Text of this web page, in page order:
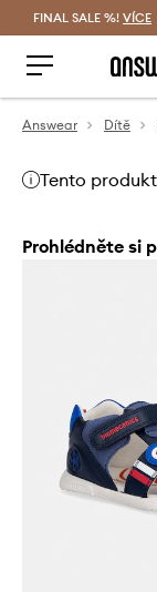
FINAL SALE %! VÍCE
Answear Dítě
Tento
Prohlédněte si